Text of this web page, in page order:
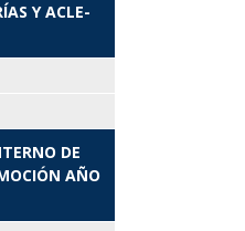
Y ACLE-
DE
AÑO